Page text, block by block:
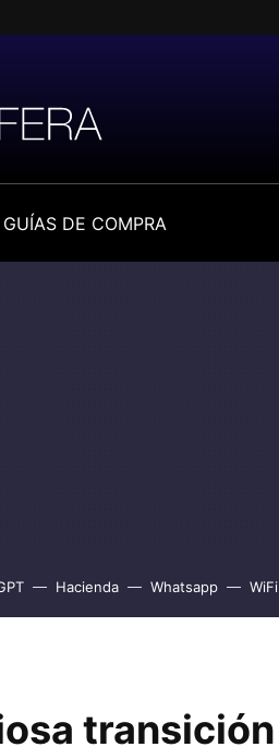
GUÍAS DE COMPRA
Hacienda Whatsapp WiFi
transición